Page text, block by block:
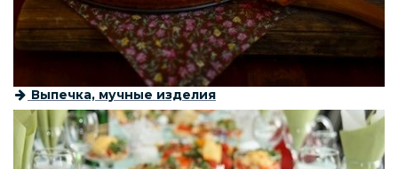
Выпечка, мучные изделия